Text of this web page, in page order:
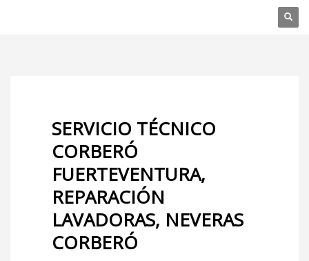
SERVICIO TÉCNICO
CORBERÓ
FUERTEVENTURA,
REPARACIÓN
LAVADORAS, NEVERAS
CORBERÓ